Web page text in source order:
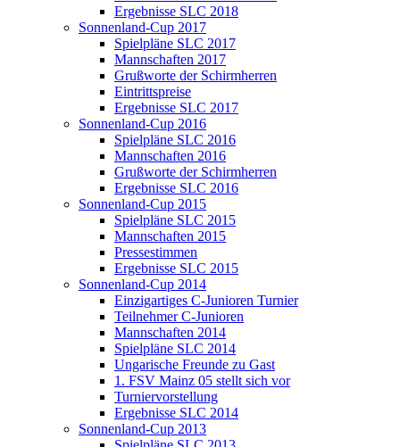
Ergebnisse SLC 2018
Sonnenland-Cup 2017
Spielpläne SLC 2017
Mannschaften 2017
Grußworte der Schirmherren
Eintrittspreise
Ergebnisse SLC 2017
Sonnenland-Cup 2016
Spielpläne SLC 2016
Mannschaften 2016
Grußworte der Schirmherren
Ergebnisse SLC 2016
Sonnenland-Cup 2015
Spielpläne SLC 2015
Mannschaften 2015
Pressestimmen
Ergebnisse SLC 2015
Sonnenland-Cup 2014
Einzigartiges C-Junioren Turnier
Teilnehmer C-Junioren
Mannschaften 2014
Spielpläne SLC 2014
Ungarische Freunde zu Gast
1. FSV Mainz 05 stellt sich vor
Turniervorstellung
Ergebnisse SLC 2014
Sonnenland-Cup 2013